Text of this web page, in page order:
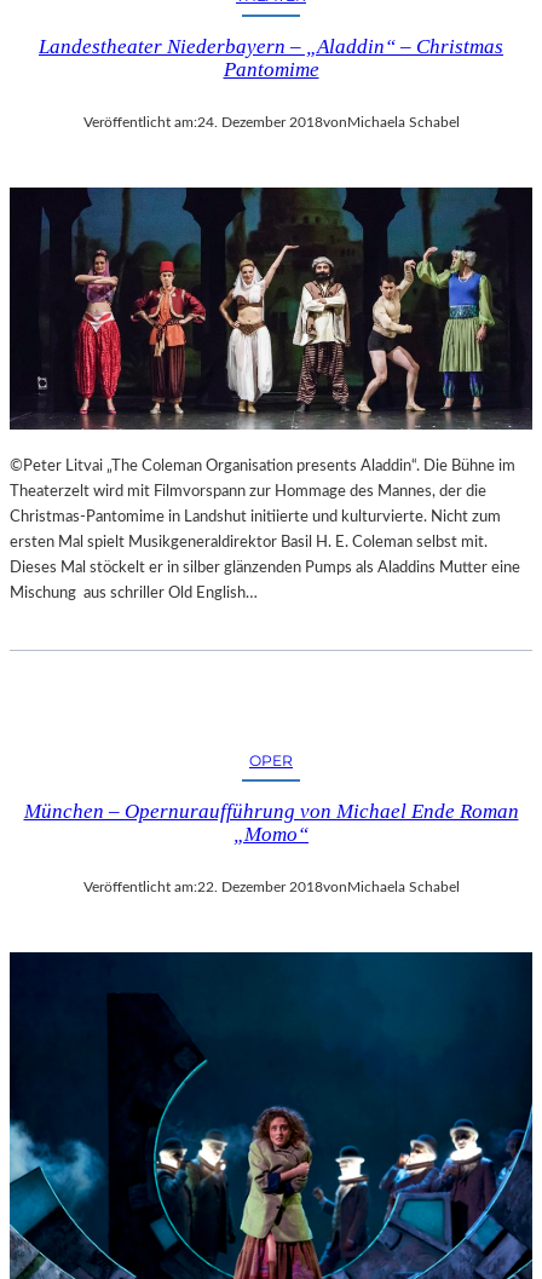
N
–
A
N
N
E
N
D
I
N
S
Z
N
I
E
R
T
R
N
G
G
E
R
O
S
Landestheater Niederbayern – „Aladdin“ – Christmas
Pantomime
Veröffentlicht am:24. Dezember 2018vonMichaela Schabel
©Peter Litvai „The Coleman Organisation presents Aladdin“. Die Bühne im
Theaterzelt wird mit Filmvorspann zur Hommage des Mannes, der die
Christmas-Pantomime in Landshut initiierte und kulturvierte. Nicht zum
ersten Mal spielt Musikgeneraldirektor Basil H. E. Coleman selbst mit.
Dieses Mal stöckelt er in silber glänzenden Pumps als Aladdins Mutter eine
Mischung aus schriller Old English…
OPER
München – Opernuraufführung von Michael Ende Roman
„Momo“
Veröffentlicht am:22. Dezember 2018vonMichaela Schabel